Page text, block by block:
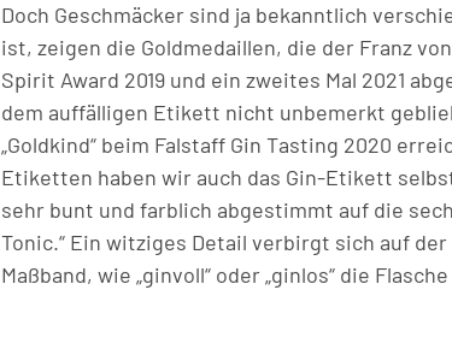
Doch Geschmäcker sind ja bekanntlich
ist, zeigen die Goldmedaillen, die der Franz
Spirit Award 2019 und ein zweites Mal 2021
dem auffälligen Etikett nicht unbemerkt
„Goldkind“ beim Falstaff Gin Tasting 2020
Etiketten haben wir auch das Gin-Etikett
sehr bunt und farblich abgestimmt auf die
Tonic.“ Ein witziges Detail verbirgt sich auf
Maßband, wie „ginvoll“ oder „ginlos“ die